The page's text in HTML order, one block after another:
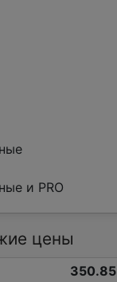
и PRO
цены
350.85